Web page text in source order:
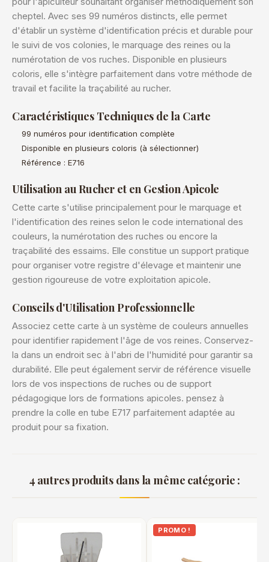
cheptel. Avec ses 99 numéros distincts, elle permet
d'établir un système d'identification précis et durable pour
le suivi de vos colonies, le marquage des reines ou la
numérotation de vos ruches. Disponible en plusieurs
coloris, elle s'intègre parfaitement dans votre méthode de
travail et facilite la traçabilité au rucher.
Caractéristiques Techniques de la Carte
99 numéros pour identification complète
Disponible en plusieurs coloris (à sélectionner)
Référence : E716
Utilisation au Rucher et en Gestion Apicole
Cette carte s'utilise principalement pour le marquage et
l'identification des reines selon le code international des
couleurs, la numérotation des ruches ou encore la
traçabilité des essaims. Elle constitue un support pratique
pour organiser votre registre d'élevage et maintenir une
gestion rigoureuse de votre exploitation apicole.
Conseils d'Utilisation Professionnelle
Associez cette carte à un système de couleurs annuelles
pour identifier rapidement l'âge de vos reines. Conservez-
la dans un endroit sec à l'abri de l'humidité pour garantir sa
durabilité. Elle peut également servir de référence visuelle
lors de vos inspections de ruches ou de support
pédagogique lors de formations apicoles. pensez à
prendre la colle en tube E717 parfaitement adaptée au
produit pour sa fixation.
4 autres produits dans la même catégorie :
PROMO !